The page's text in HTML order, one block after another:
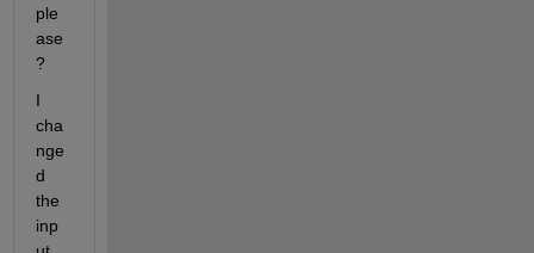
ple
ase
?
I
cha
nge
d
the
inp